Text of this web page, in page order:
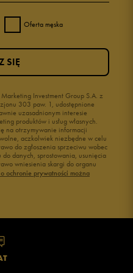
Oferta męska
Investment Group S.A. z
303 paw. 1, udostępnione
uzasadnionym interesie
produktów i usług własnych.
na otrzymywanie informacji
aczkolwiek niezbędne w celu
do zgłoszenia sprzeciwu wobec
danych, sprostowania, usunięcia
wniesienia skargi do organu
ochronie prywatności można
SIĘ